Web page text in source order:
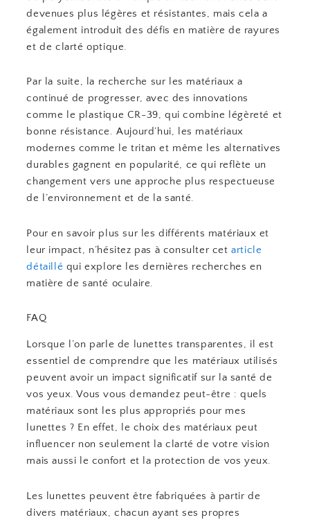
devenues plus légères et résistantes, mais cela a
également introduit des défis en matière de rayures
et de clarté optique.
Par la suite, la recherche sur les matériaux a
continué de progresser, avec des innovations
comme le plastique CR-39, qui combine légèreté et
bonne résistance. Aujourd’hui, les matériaux
modernes comme le tritan et même les alternatives
durables gagnent en popularité, ce qui reflète un
changement vers une approche plus respectueuse
de l’environnement et de la santé.
Pour en savoir plus sur les différents matériaux et
leur impact, n’hésitez pas à consulter cetarticle
détaillé qui explore les dernières recherches en
matière de santé oculaire.
FAQ
Lorsque l’on parle de lunettes transparentes, il est
essentiel de comprendre que les matériaux utilisés
peuvent avoir un impact significatif sur la santé de
vos yeux. Vous vous demandez peut-être : quels
matériaux sont les plus appropriés pour mes
lunettes ? En effet, le choix des matériaux peut
influencer non seulement la clarté de votre vision
mais aussi le confort et la protection de vos yeux.
Les lunettes peuvent être fabriquées à partir de
divers matériaux, chacun ayant ses propres